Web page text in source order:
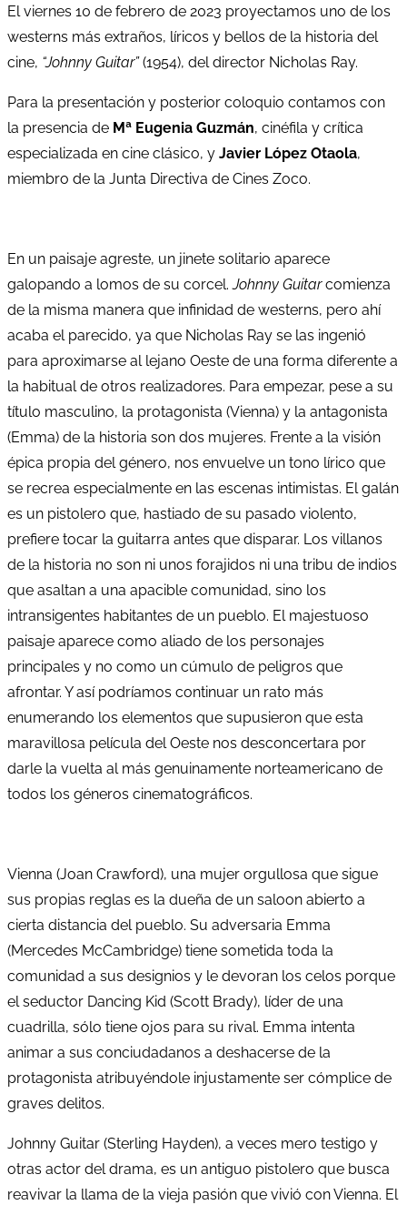
El viernes 10 de febrero de 2023 proyectamos uno de los
westerns más extraños, líricos y bellos de la historia del
cine, “Johnny Guitar”(1954), del director Nicholas Ray.
Para la presentación y posterior coloquio contamos con
la presencia de Mª Eugenia Guzmán, cinéfila y crítica
especializada en cine clásico, y Javier López Otaola,
miembro de la Junta Directiva de Cines Zoco.
En un paisaje agreste, un jinete solitario aparece
galopando a lomos de su corcel.Johnny Guitarcomienza
de la misma manera que infinidad de westerns, pero ahí
acaba el parecido, ya que Nicholas Ray se las ingenió
para aproximarse al lejano Oeste de una forma diferente a
la habitual de otros realizadores. Para empezar, pese a su
título masculino, la protagonista (Vienna) y la antagonista
(Emma) de la historia son dos mujeres. Frente a la visión
épica propia del género, nos envuelve un tono lírico que
se recrea especialmente en las escenas intimistas. El galán
es un pistolero que, hastiado de su pasado violento,
prefiere tocar la guitarra antes que disparar. Los villanos
de la historia no son ni unos forajidos ni una tribu de indios
que asaltan a una apacible comunidad, sino los
intransigentes habitantes de un pueblo. El majestuoso
paisaje aparece como aliado de los personajes
principales y no como un cúmulo de peligros que
afrontar. Y así podríamos continuar un rato más
enumerando los elementos que supusieron que esta
maravillosa película del Oeste nos desconcertara por
darle la vuelta al más genuinamente norteamericano de
todos los géneros cinematográficos.
Vienna (Joan Crawford), una mujer orgullosa que sigue
sus propias reglas es la dueña de un saloon abierto a
cierta distancia del pueblo. Su adversaria Emma
(Mercedes McCambridge) tiene sometida toda la
comunidad a sus designios y le devoran los celos porque
el seductor Dancing Kid (Scott Brady), líder de una
cuadrilla, sólo tiene ojos para su rival. Emma intenta
animar a sus conciudadanos a deshacerse de la
protagonista atribuyéndole injustamente ser cómplice de
graves delitos.
Johnny Guitar (Sterling Hayden), a veces mero testigo y
otras actor del drama, es un antiguo pistolero que busca
reavivar la llama de la vieja pasión que vivió con Vienna. El